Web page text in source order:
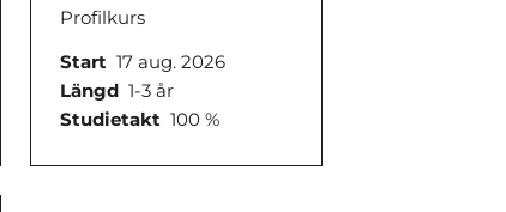
Profilkurs
Start 17 aug. 2026
Längd 1-3 år
Studietakt 100 %